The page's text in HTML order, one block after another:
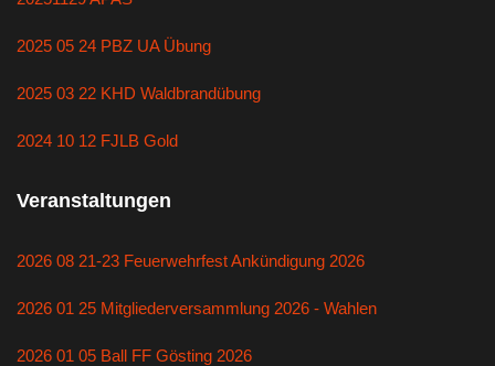
2025 05 24 PBZ UA Übung
2025 03 22 KHD Waldbrandübung
2024 10 12 FJLB Gold
Veranstaltungen
2026 08 21-23 Feuerwehrfest Ankündigung 2026
2026 01 25 Mitgliederversammlung 2026 - Wahlen
2026 01 05 Ball FF Gösting 2026